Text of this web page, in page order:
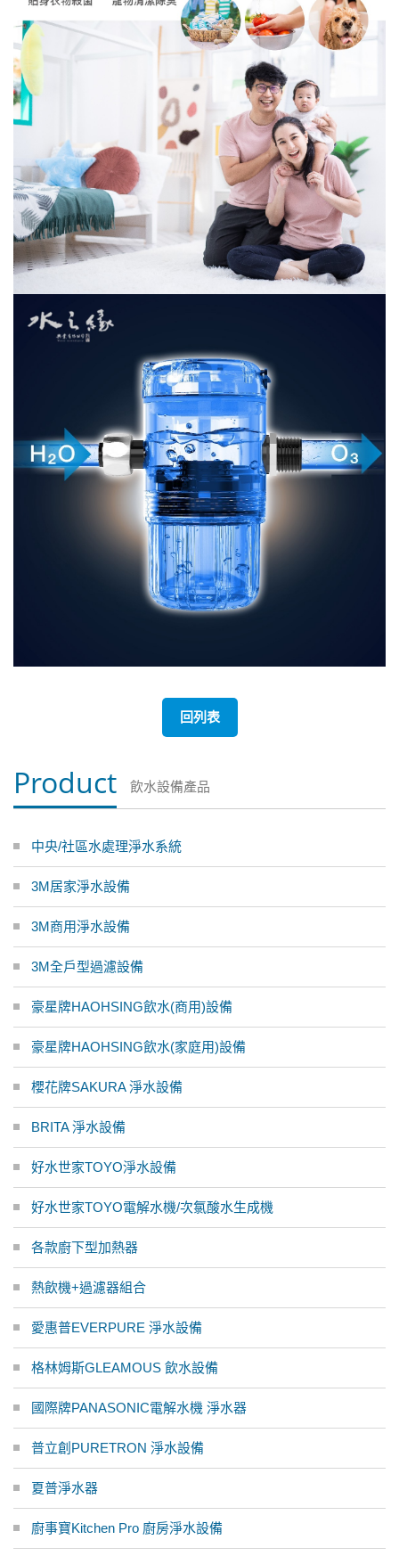
回列表
Product 飲水設備產品
中央/社區水處理淨水系統
3M居家淨水設備
3M商用淨水設備
3M全戶型過濾設備
豪星牌HAOHSING飲水(商用)設備
豪星牌HAOHSING飲水(家庭用)設備
櫻花牌SAKURA 淨水設備
BRITA 淨水設備
好水世家TOYO淨水設備
好水世家TOYO電解水機/次氯酸水生成機
各款廚下型加熱器
熱飲機+過濾器組合
愛惠普EVERPURE 淨水設備
格林姆斯GLEAMOUS 飲水設備
國際牌PANASONIC電解水機 淨水器
普立創PURETRON 淨水設備
夏普淨水器
廚事寶Kitchen Pro 廚房淨水設備